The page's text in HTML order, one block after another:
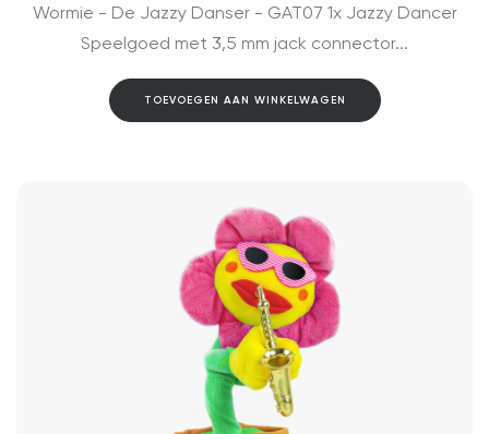
Wormie - De Jazzy Danser - GAT07 1x Jazzy Dancer
Speelgoed met 3,5 mm jack connector...
TOEVOEGEN AAN WINKELWAGEN